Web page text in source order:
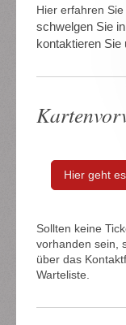
Hier erfahren
schwelgen Sie
kontaktieren Sie
Hier geht
Sollten keine
vorhanden sein,
über das
Warteliste.